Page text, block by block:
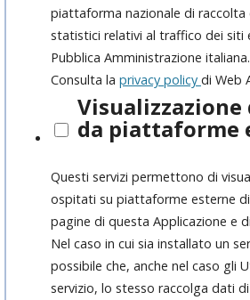
piattaforma nazionale di raccolta
statistici relativi al traffico dei siti
Pubblica Amministrazione italiana.
Consulta la privacy policy di Web
da piattaforme
Questi servizi permettono di
ospitati su piattaforme esterne
pagine di questa Applicazione e
Nel caso in cui sia installato un
possibile che, anche nel caso gli
servizio, lo stesso raccolga dati